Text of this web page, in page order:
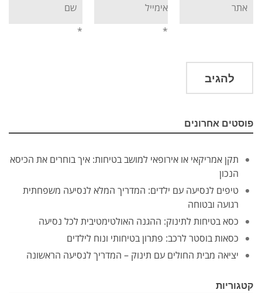
* *
פוסטים אחרונים
תקן אמריקאי או אירופאי למושב בטיחות: איך בוחרים את הכיסא
הנכון
טיפים לנסיעה עם ילדים: המדריך המלא לנסיעה משפחתית
רגועה ובטוחה
כסא בטיחות לתינוק: ההגנה האולטימטיבית לכל נסיעה
כסאות בוסטר לרכב: פתרון בטיחותי ונוח לילדים
יציאה מבית החולים עם תינוק – המדריך לנסיעה הראשונה
קטגוריות